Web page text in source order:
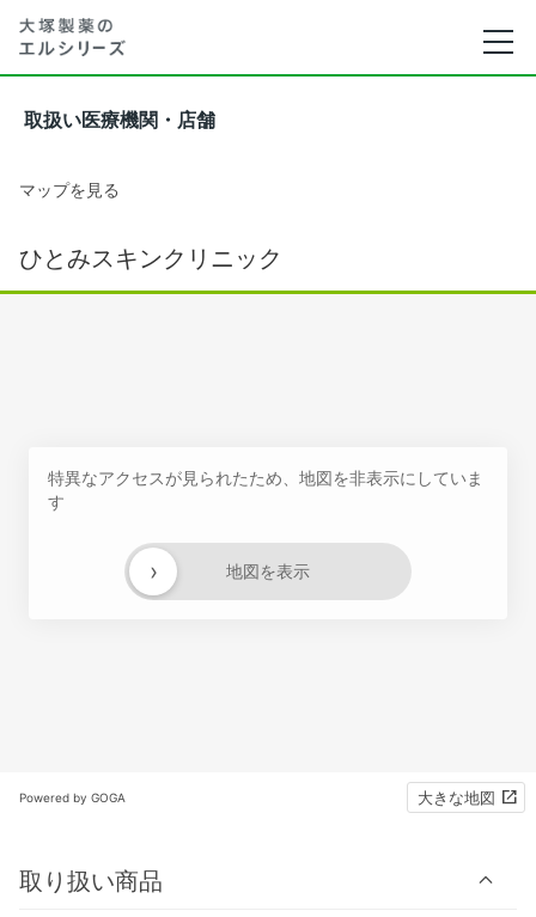
取扱い医療機関・店舗
マップを見る
ひとみスキンクリニック
特異なアクセスが見られたため、地図を非表示にしていま
す
地図を表示
›
Powered by GOGA 大きな地図
取り扱い商品